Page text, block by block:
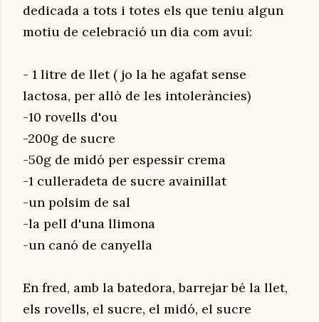
dedicada a tots i totes els que teniu algun
motiu de celebració un dia com avui:
- 1 litre de llet ( jo la he agafat sense
lactosa, per allò de les intoleràncies)
-10 rovells d'ou
-200g de sucre
-50g de midó per espessir crema
-1 culleradeta de sucre avainillat
-un polsim de sal
-la pell d'una llimona
-un canó de canyella
En fred, amb la batedora, barrejar bé la llet,
els rovells, el sucre, el midó, el sucre